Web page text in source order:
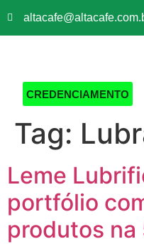
CREDENCIAMENTO
Tag:
Leme
portfólio
produtos na